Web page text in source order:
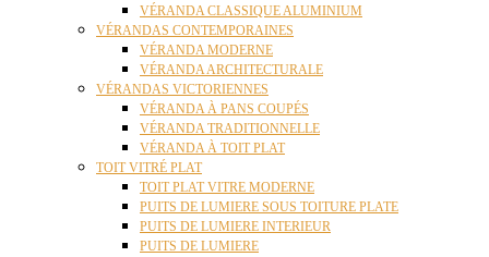
VÉRANDA CLASSIQUE ALUMINIUM
VÉRANDAS CONTEMPORAINES
VÉRANDA MODERNE
VÉRANDA ARCHITECTURALE
VÉRANDAS VICTORIENNES
VÉRANDA À PANS COUPÉS
VÉRANDA TRADITIONNELLE
VÉRANDA À TOIT PLAT
TOIT VITRÉ PLAT
TOIT PLAT VITRE MODERNE
PUITS DE LUMIERE SOUS TOITURE PLATE
PUITS DE LUMIERE INTERIEUR
PUITS DE LUMIERE